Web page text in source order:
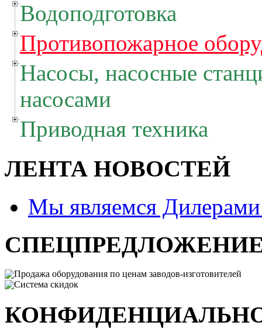
Водоподготовка
Противопожарное
Насосы, насосные
насосами
Приводная техника
ЛЕНТА НОВОСТЕЙ
Мы являемся
Продажа оборудования по ценам заводов-изготовителей
Система скидок